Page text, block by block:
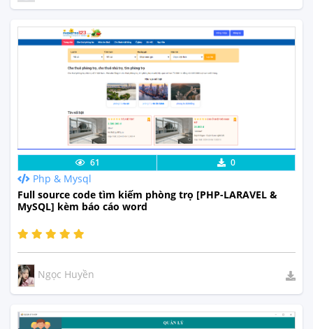
Lưu code Xem Thực Tế
61 0
Php & Mysql
Full source code tìm kiếm phòng trọ [PHP-LARAVEL &
MySQL] kèm báo cáo word
Ngọc Huyền